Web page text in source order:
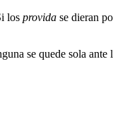
los provida se dieran
se quede sola